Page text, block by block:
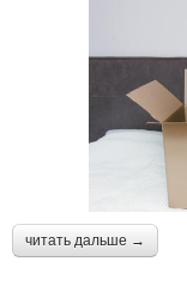
читать дальше →